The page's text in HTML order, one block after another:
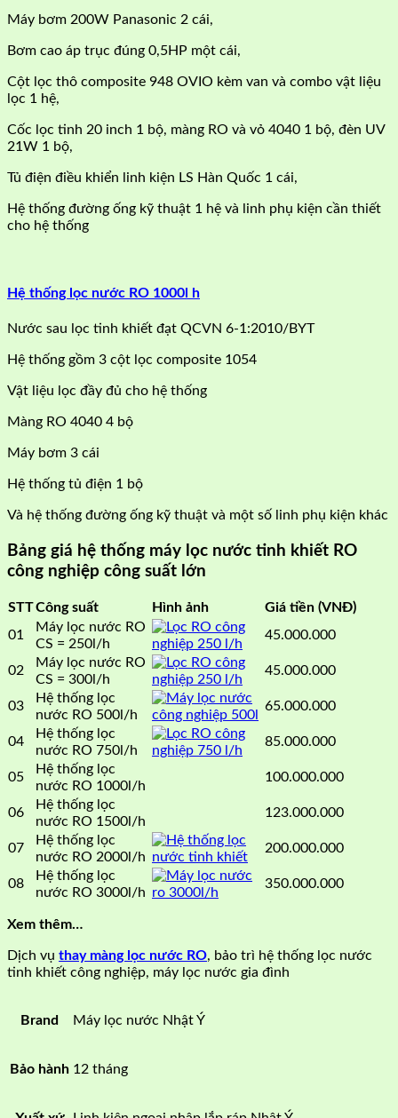
Máy bơm 200W Panasonic 2 cái,
Bơm cao áp trục đúng 0,5HP một cái,
Cột lọc thô composite 948 OVIO kèm van và combo vật liệu
lọc 1 hệ,
Cốc lọc tinh 20 inch 1 bộ, màng RO và vỏ 4040 1 bộ, đèn UV
21W 1 bộ,
Tủ điện điều khiển linh kiện LS Hàn Quốc 1 cái,
Hệ thống đường ống kỹ thuật 1 hệ và linh phụ kiện cần thiết
cho hệ thống
Hệ thống lọc nước RO 1000l h
Nước sau lọc tinh khiết đạt QCVN 6-1:2010/BYT
Hệ thống gồm 3 cột lọc composite 1054
Vật liệu lọc đầy đủ cho hệ thống
Màng RO 4040 4 bộ
Máy bơm 3 cái
Hệ thống tủ điện 1 bộ
Và hệ thống đường ống kỹ thuật và một số linh phụ kiện khác
Bảng giá hệ thống máy lọc nước tinh khiết RO
công nghiệp công suất lớn
STTCông suất Hình ảnh
Giá tiền (VNĐ)
01
Máy lọc nước RO
CS = 250l/h
45.000.000
02
Máy lọc nước RO
CS = 300l/h
45.000.000
03
Hệ thống lọc
nước RO 500l/h
65.000.000
04
Hệ thống lọc
nước RO 750l/h
85.000.000
05
Hệ thống lọc
nước RO 1000l/h
100.000.000
06
Hệ thống lọc
nước RO 1500l/h
123.000.000
07
Hệ thống lọc
nước RO 2000l/h
200.000.000
08
Hệ thống lọc
nước RO 3000l/h
350.000.000
Xem thêm…
Dịch vụ thay màng lọc nước RO, bảo trì hệ thống lọc nước
tinh khiết công nghiệp, máy lọc nước gia đình
Brand Máy lọc nước Nhật Ý
Bảo hành 12 tháng